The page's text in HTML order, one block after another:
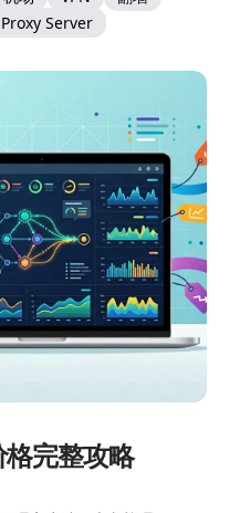
Proxy Server
完整攻略